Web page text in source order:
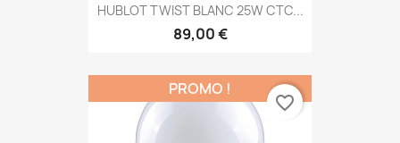
HUBLOT TWIST BLANC 25W CTC...
89,00 €
PROMO !
favorite_border